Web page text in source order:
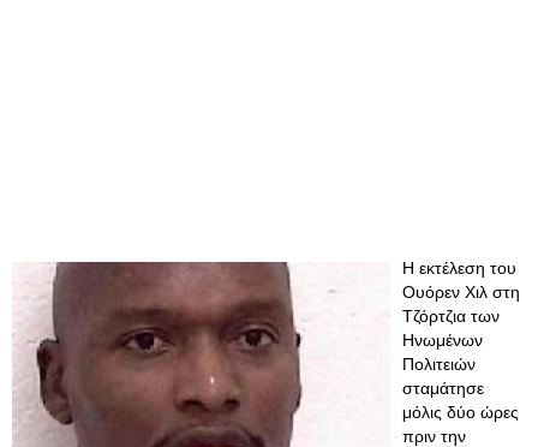
Η εκτέλεση του
Ουόρεν Χιλ στη
Τζόρτζια των
Ηνωμένων
Πολιτειών
σταμάτησε
μόλις δύο ώρες
πριν την